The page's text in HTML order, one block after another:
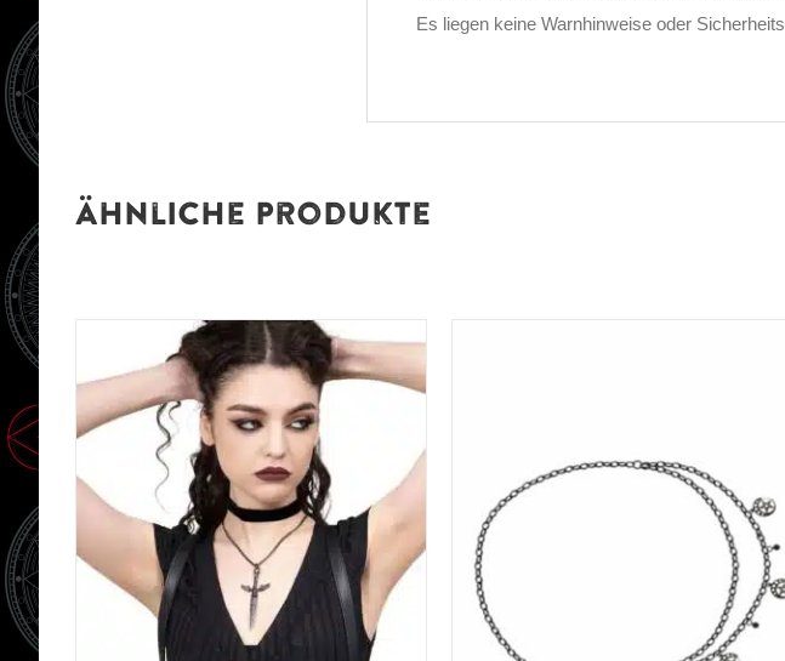
Es liegen keine Warnhinweise oder
Ähnliche Produkte